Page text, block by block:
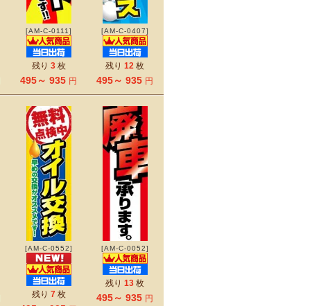
[AM-C-0111]
残り 3枚
495～ 935 円
[AM-C-0407]
残り 12 枚
495～ 935 円
[AM-C-0552]
残り 7枚
[AM-C-0052]
残り 13 枚
495～ 935 円